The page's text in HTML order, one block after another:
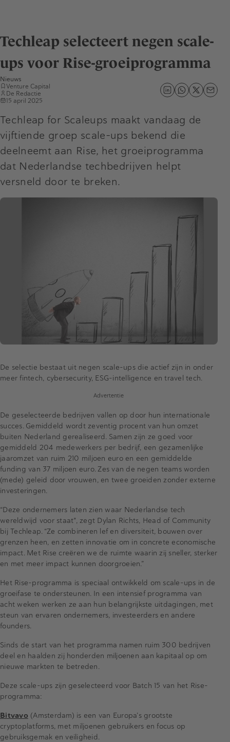
Techleap selecteert negen scale-
ups voor Rise-groeiprogramma
Nieuws
Venture Capital
De Redactie
15 april 2025
Techleap for Scaleups maakt vandaag de
vijftiende groep scale-ups bekend die
deelneemt aan Rise, het groeiprogramma
dat Nederlandse techbedrijven helpt
versneld door te breken.
De selectie bestaat uit negen scale-ups die actief zijn in onder
meer fintech, cybersecurity, ESG-intelligence en travel tech.
Advertentie
De geselecteerde bedrijven vallen op door hun internationale
succes. Gemiddeld wordt zeventig procent van hun omzet
buiten Nederland gerealiseerd. Samen zijn ze goed voor
gemiddeld 204 medewerkers per bedrijf, een gezamenlijke
jaaromzet van ruim 210 miljoen euro en een gemiddelde
funding van 37 miljoen euro. Zes van de negen teams worden
(mede) geleid door vrouwen, en twee groeiden zonder externe
investeringen.
“Deze ondernemers laten zien waar Nederlandse tech
wereldwijd voor staat", zegt Dylan Richts, Head of Community
bij Techleap. “Ze combineren lef en diversiteit, bouwen over
grenzen heen, en zetten innovatie om in concrete economische
impact. Met Rise creëren we de ruimte waarin zij sneller, sterker
en met meer impact kunnen doorgroeien.”
Het Rise-programma is speciaal ontwikkeld om scale-ups in de
groeifase te ondersteunen. In een intensief programma van
acht weken werken ze aan hun belangrijkste uitdagingen, met
steun van ervaren ondernemers, investeerders en andere
founders.
Sinds de start van het programma namen ruim 300 bedrijven
deel en haalden zij honderden miljoenen aan kapitaal op om
nieuwe markten te betreden.
Deze scale-ups zijn geselecteerd voor Batch 15 van het Rise-
programma:
Bitvavo (Amsterdam) is een van Europa’s grootste
cryptoplatforms, met miljoenen gebruikers en focus op
gebruiksgemak en veiligheid.